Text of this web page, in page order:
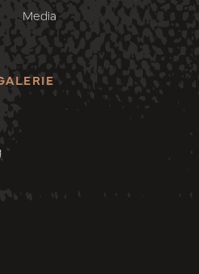
Media